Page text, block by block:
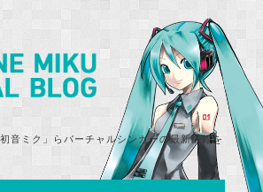
音ミク」らバーチャルシンガーの最新情報を